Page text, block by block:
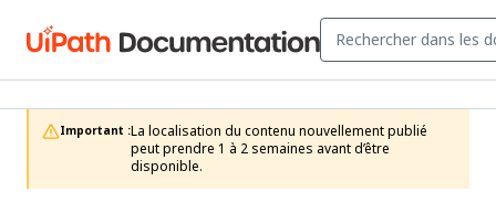
Important :La localisation du contenu nouvellement publié
peut prendre 1 à 2 semaines avant d’être
disponible.